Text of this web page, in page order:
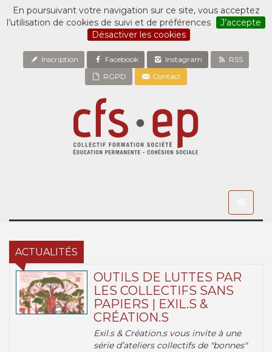
En poursuivant votre navigation sur ce site, vous acceptez
l’utilisation de cookies de suivi et de préférences
J’accepte
Désactiver les cookies
Inscription Facebook Instagram
RSS
RGPD
Contact
ACTUALITÉS
OUTILS DE LUTTES PAR
LES COLLECTIFS SANS
PAPIERS | EXIL.S &
CRÉATION.S
Exil.s & Création.s vous invite à une
série d’ateliers collectifs de "bonnes"